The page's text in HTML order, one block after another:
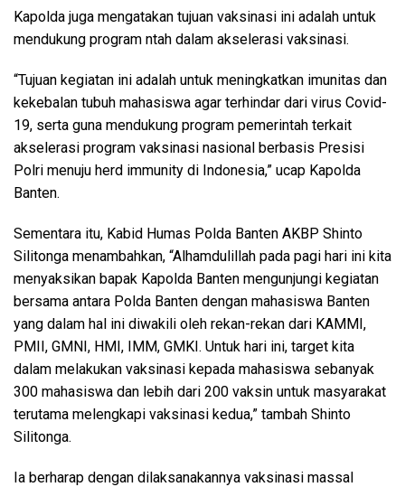
Kapolda juga mengatakan tujuan vaksinasi ini adalah untuk
mendukung program ntah dalam akselerasi vaksinasi.
“Tujuan kegiatan ini adalah untuk meningkatkan imunitas dan
kekebalan tubuh mahasiswa agar terhindar dari virus Covid-
19, serta guna mendukung program pemerintah terkait
akselerasi program vaksinasi nasional berbasis Presisi
Polri menuju herd immunity di Indonesia,” ucap Kapolda
Banten.
Sementara itu, Kabid Humas Polda Banten AKBP Shinto
Silitonga menambahkan, “Alhamdulillah pada pagi hari ini kita
menyaksikan bapak Kapolda Banten mengunjungi kegiatan
bersama antara Polda Banten dengan mahasiswa Banten
yang dalam hal ini diwakili oleh rekan-rekan dari KAMMI,
PMII, GMNI, HMI, IMM, GMKI. Untuk hari ini, target kita
dalam melakukan vaksinasi kepada mahasiswa sebanyak
300 mahasiswa dan lebih dari 200 vaksin untuk masyarakat
terutama melengkapi vaksinasi kedua,” tambah Shinto
Silitonga.
Ia berharap dengan dilaksanakannya vaksinasi massal